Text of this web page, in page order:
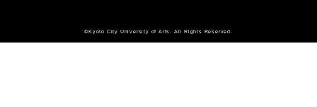
©️Kyoto City University of Arts. All Rights Reserved.